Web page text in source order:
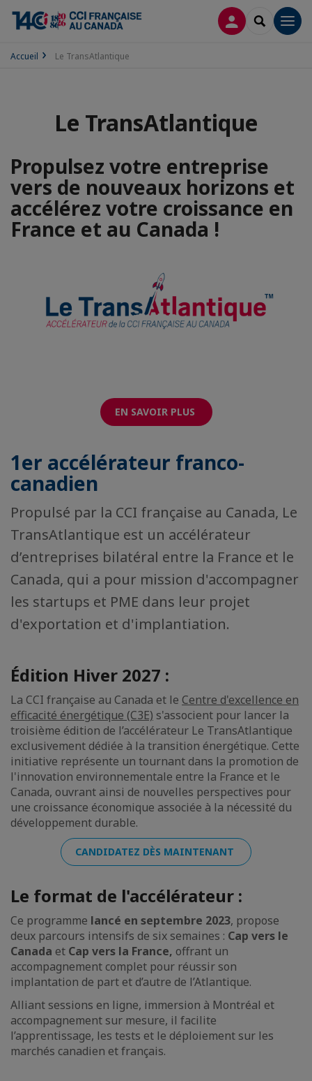
CONNEXION
Accueil Le TransAtlantique
Le TransAtlantique
Propulsez votre entreprise
vers de nouveaux horizons et
accélérez votre croissance en
France et au Canada !
EN SAVOIR PLUS
1er accélérateur franco-
canadien
Propulsé par la CCI française au Canada, Le
TransAtlantique est un accélérateur
d’entreprises bilatéral entre la France et le
Canada, qui a pour mission d'accompagner
les startups et PME dans leur projet
d'exportation et d'implantiation.
Édition Hiver 2027 :
La CCI française au Canada et le Centre d'excellence en
efficacité énergétique (C3E) s'associent pour lancer la
troisième édition de l’accélérateur Le TransAtlantique
exclusivement dédiée à la transition énergétique. Cette
initiative représente un tournant dans la promotion de
l'innovation environnementale entre la France et le
Canada, ouvrant ainsi de nouvelles perspectives pour
une croissance économique associée à la nécessité du
développement durable.
CANDIDATEZ DÈS MAINTENANT
Le format de l'accélérateur :
Ce programme lancé en septembre 2023, propose
deux parcours intensifs de six semaines : Cap vers le
Canada et Cap vers la France, offrant un
accompagnement complet pour réussir son
implantation de part et d’autre de l’Atlantique.
Alliant sessions en ligne, immersion à Montréal et
accompagnement sur mesure, il facilite
l’apprentissage, les tests et le déploiement sur les
marchés canadien et français.